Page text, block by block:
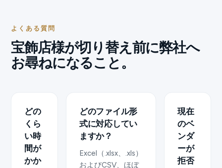
よくある質問
宝飾店様が切り替え前に弊社へ
お尋ねになること。
どの
くら
い時
間が
かか
どのファイル形
式に対応してい
ますか？
Excel（.xlsx、.xls）
およびCSV、ほぼ
現在
のベ
ンダ
ーが
拒否